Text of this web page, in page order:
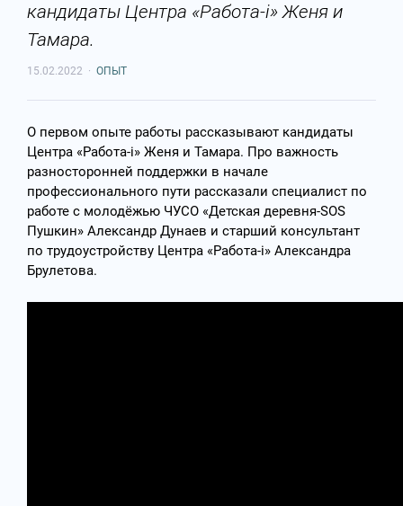
кандидаты Центра «Работа-i» Женя и
Тамара.
15.02.2022 · ОПЫТ
О первом опыте работы рассказывают кандидаты
Центра «Работа-i» Женя и Тамара. Про важность
разносторонней поддержки в начале
профессионального пути рассказали специалист по
работе с молодёжью ЧУСО «Детская деревня-SOS
Пушкин» Александр Дунаев и старший консультант
по трудоустройству Центра «Работа-i» Александра
Брулетова.